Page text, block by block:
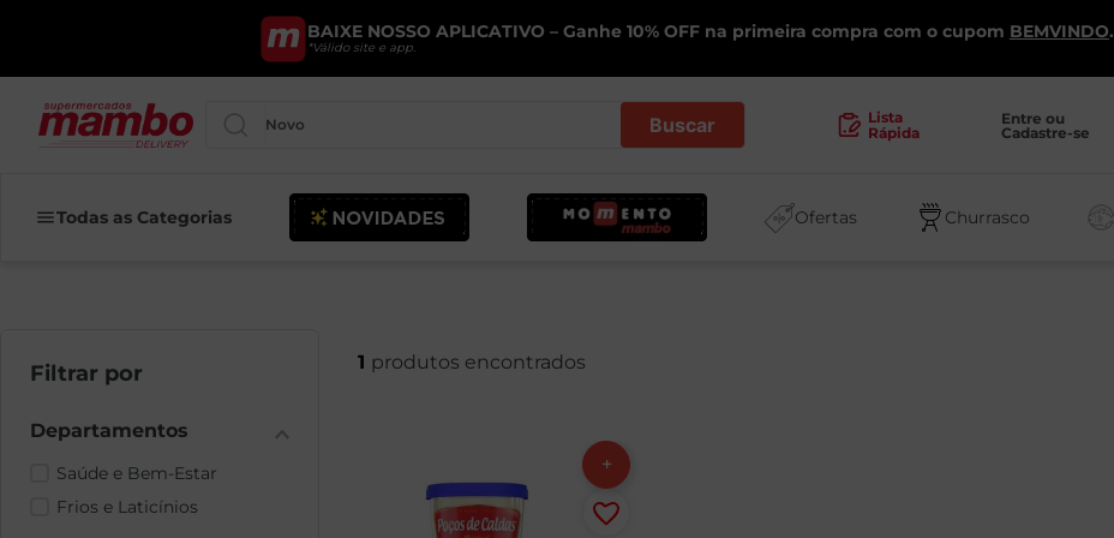
BAIXE NOSSO APLICATIVO – Ganhe 10% OFF na primeira compra com o cupom BEMVINDO.
*Válido site e app.
Pesquise por produtos ou marcas...
Lista
Rápida
Entre ou
Cadastre-se
Todas as Categorias Ofertas Churrasco
Saúde e Bem-Estar
Frios e Laticínios
1